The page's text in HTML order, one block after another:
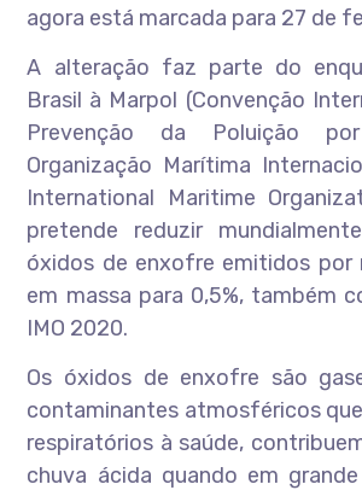
agora está marcada para 27 de
A alteração faz parte do
Brasil à Marpol (Convenção
Prevenção da Poluição
Organização Marítima
International Maritime
pretende reduzir
óxidos de enxofre emitidos por
em massa para 0,5%, também
IMO 2020.
Os óxidos de enxofre são
contaminantes atmosféricos
respiratórios à saúde,
chuva ácida quando em